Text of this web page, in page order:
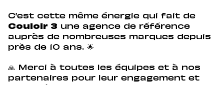
C’est cette même énergie qui fait de
Couloir 3 une agence de référence
auprès de nombreuses marques depuis
près de 10 ans. 🌟
🙏 Merci à toutes les équipes et à nos
partenaires pour leur engagement et